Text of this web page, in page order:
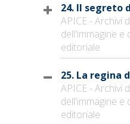
24. Il segreto
APICE - Archivi
dell'immagine e
editoriale
25. La regina
APICE - Archivi
dell'immagine e
editoriale